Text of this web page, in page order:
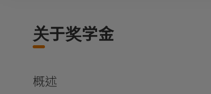
关于奖学金
概述